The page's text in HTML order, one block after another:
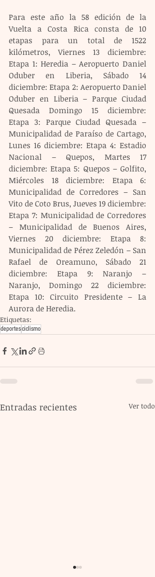
Para este año la 58 edición de la
Vuelta a Costa Rica consta de 10
etapas para un total de 1522
kilómetros, Viernes 13 diciembre:
Etapa 1: Heredia – Aeropuerto Daniel
Oduber en Liberia, Sábado 14
diciembre: Etapa 2: Aeropuerto Daniel
Oduber en Liberia – Parque Ciudad
Quesada Domingo 15 diciembre:
Etapa 3: Parque Ciudad Quesada –
Municipalidad de Paraíso de Cartago,
Lunes 16 diciembre: Etapa 4: Estadio
Nacional – Quepos, Martes 17
diciembre: Etapa 5: Quepos – Golfito,
Miércoles 18 diciembre: Etapa 6:
Municipalidad de Corredores – San
Vito de Coto Brus, Jueves 19 diciembre:
Etapa 7: Municipalidad de Corredores
– Municipalidad de Buenos Aires,
Viernes 20 diciembre: Etapa 8:
Municipalidad de Pérez Zeledón – San
Rafael de Oreamuno, Sábado 21
diciembre: Etapa 9: Naranjo –
Naranjo, Domingo 22 diciembre:
Etapa 10: Circuito Presidente – La
Aurora de Heredia.
Etiquetas:
deportesciclismo
Entradas recientes Ver todo